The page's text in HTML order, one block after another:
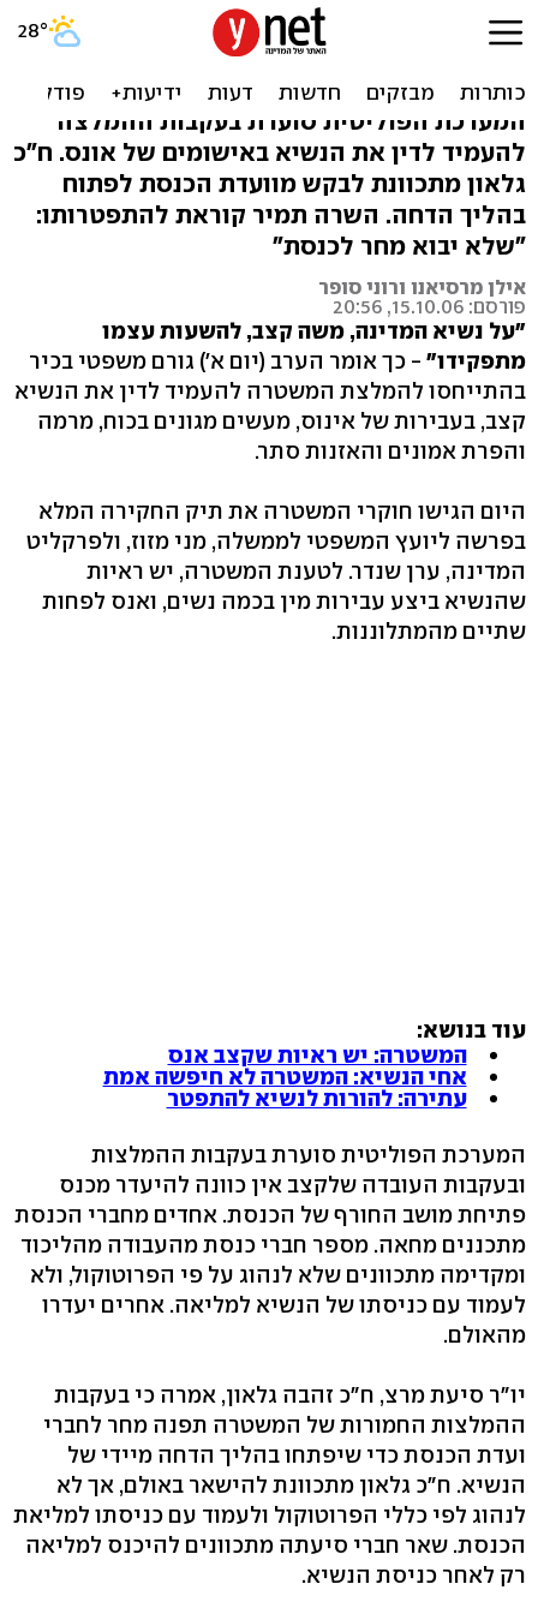
גורם משפטי בכיר: על קצב
להשעות עצמו
המערכת הפוליטית סוערת בעקבות ההמלצה
להעמיד לדין את הנשיא באישומים של אונס. ח"כ
גלאון מתכוונת לבקש מוועדת הכנסת לפתוח
בהליך הדחה. השרה תמיר קוראת להתפטרותו:
"שלא יבוא מחר לכנסת"
אילן מרסיאנו ורוני סופר
פורסם: 15.10.06, 20:56
"על נשיא המדינה, משה קצב, להשעות עצמו
מתפקידו" - כך אומר הערב (יום א') גורם משפטי בכיר
בהתייחסו להמלצת המשטרה להעמיד לדין את הנשיא
קצב, בעבירות של אינוס, מעשים מגונים בכוח, מרמה
והפרת אמונים והאזנות סתר.
היום הגישו חוקרי המשטרה את תיק החקירה המלא
בפרשה ליועץ המשפטי לממשלה, מני מזוז, ולפרקליט
המדינה, ערן שנדר. לטענת המשטרה, יש ראיות
שהנשיא ביצע עבירות מין בכמה נשים, ואנס לפחות
שתיים מהמתלוננות.
עוד בנושא:
המשטרה: יש ראיות שקצב אנס
אחי הנשיא: המשטרה לא חיפשה אמת
עתירה: להורות לנשיא להתפטר
המערכת הפוליטית סוערת בעקבות ההמלצות
ובעקבות העובדה שלקצב אין כוונה להיעדר מכנס
פתיחת מושב החורף של הכנסת. אחדים מחברי הכנסת
מתכננים מחאה. מספר חברי כנסת מהעבודה מהליכוד
ומקדימה מתכוונים שלא לנהוג על פי הפרוטוקול, ולא
לעמוד עם כניסתו של הנשיא למליאה. אחרים יעדרו
מהאולם.
יו"ר סיעת מרצ, ח"כ זהבה גלאון, אמרה כי בעקבות
ההמלצות החמורות של המשטרה תפנה מחר לחברי
ועדת הכנסת כדי שיפתחו בהליך הדחה מיידי של
הנשיא. ח"כ גלאון מתכוונת להישאר באולם, אך לא
לנהוג לפי כללי הפרוטוקול ולעמוד עם כניסתו למליאת
הכנסת. שאר חברי סיעתה מתכוונים להיכנס למליאה
רק לאחר כניסת הנשיא.